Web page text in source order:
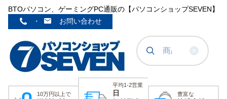
BTOパソコン、ゲーミングPC通販の【パソコンショップSEVEN】
・
お問い合わせ
10万円以上で
平均1-2営業
日
豊富な